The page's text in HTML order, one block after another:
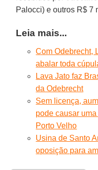
Palocci) e outros R$ 7
Leia mais...
Com Odebrecht,
abalar toda
Lava Jato faz
da Odebrecht
Sem licença,
pode causar
Porto Velho
Usina de Santo
oposição para